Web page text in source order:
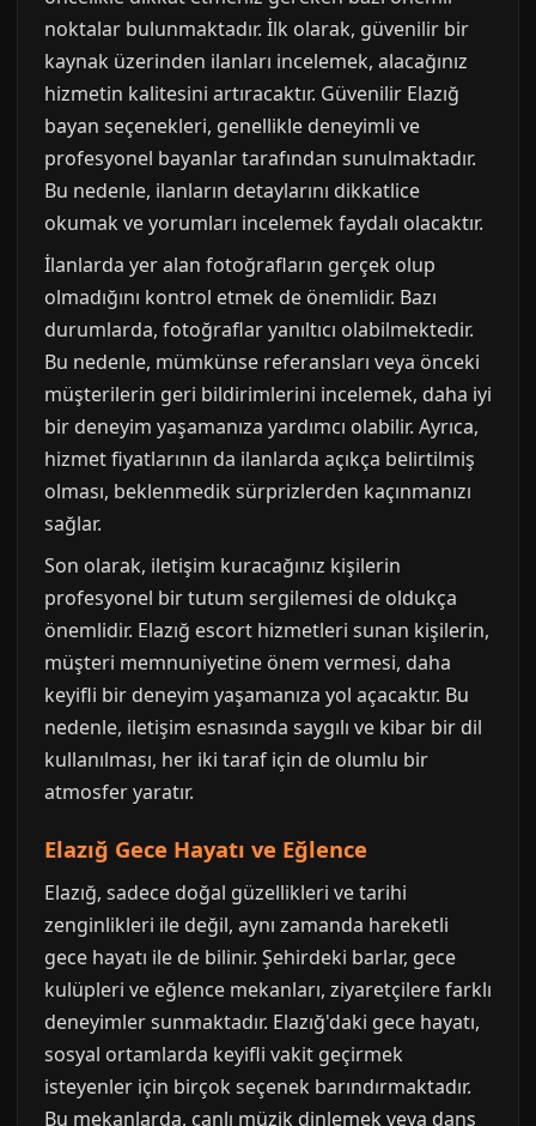
noktalar bulunmaktadır. İlk olarak, güvenilir bir
kaynak üzerinden ilanları incelemek, alacağınız
hizmetin kalitesini artıracaktır. Güvenilir Elazığ
bayan seçenekleri, genellikle deneyimli ve
profesyonel bayanlar tarafından sunulmaktadır.
Bu nedenle, ilanların detaylarını dikkatlice
okumak ve yorumları incelemek faydalı olacaktır.
İlanlarda yer alan fotoğrafların gerçek olup
olmadığını kontrol etmek de önemlidir. Bazı
durumlarda, fotoğraflar yanıltıcı olabilmektedir.
Bu nedenle, mümkünse referansları veya önceki
müşterilerin geri bildirimlerini incelemek, daha iyi
bir deneyim yaşamanıza yardımcı olabilir. Ayrıca,
hizmet fiyatlarının da ilanlarda açıkça belirtilmiş
olması, beklenmedik sürprizlerden kaçınmanızı
sağlar.
Son olarak, iletişim kuracağınız kişilerin
profesyonel bir tutum sergilemesi de oldukça
önemlidir. Elazığ escort hizmetleri sunan kişilerin,
müşteri memnuniyetine önem vermesi, daha
keyifli bir deneyim yaşamanıza yol açacaktır. Bu
nedenle, iletişim esnasında saygılı ve kibar bir dil
kullanılması, her iki taraf için de olumlu bir
atmosfer yaratır.
Elazığ Gece Hayatı ve Eğlence
Elazığ, sadece doğal güzellikleri ve tarihi
zenginlikleri ile değil, aynı zamanda hareketli
gece hayatı ile de bilinir. Şehirdeki barlar, gece
kulüpleri ve eğlence mekanları, ziyaretçilere farklı
deneyimler sunmaktadır. Elazığ'daki gece hayatı,
sosyal ortamlarda keyifli vakit geçirmek
isteyenler için birçok seçenek barındırmaktadır.
Bu mekanlarda, canlı müzik dinlemek veya dans